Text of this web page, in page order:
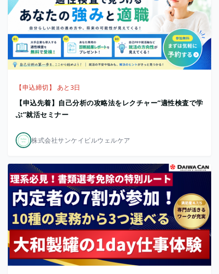
【申込締切】 あと3日
【申込先着】自己分析の攻略法をレクチャー“適性検査で学
ぶ”就活セミナー
株式会社サンケイビルウェルケア